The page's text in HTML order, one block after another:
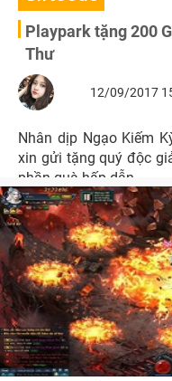
Playpark tặng 200
Thư
12/09/2017
Nhân dịp Ngạo Kiếm
xin gửi tặng quý độc
phần quà hấp dẫn.